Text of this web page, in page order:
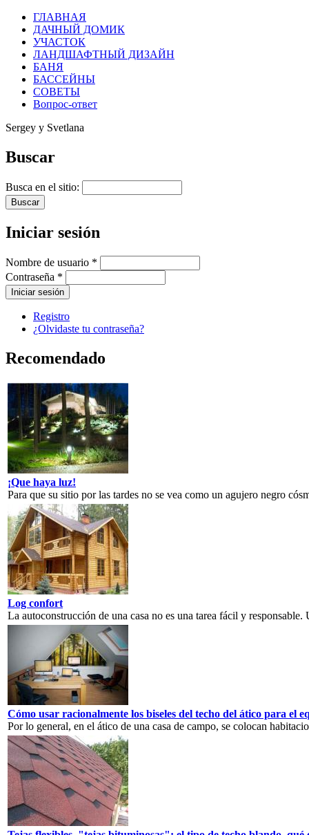
ГЛАВНАЯ
ДАЧНЫЙ ДОМИК
УЧАСТОК
ЛАНДШАФТНЫЙ ДИЗАЙН
БАНЯ
БАССЕЙНЫ
СОВЕТЫ
Вопрос-ответ
Sergey y Svetlana
Buscar
Busca en el sitio:
Iniciar sesión
Nombre de usuario *
Contraseña *
Registro
¿Olvidaste tu contraseña?
Recomendado
¡Que haya luz!
Para que su sitio por las tardes no se vea como un agujero negro
Log confort
La autoconstrucción de una casa no es una tarea fácil y responsable.
Cómo usar racionalmente los biseles del techo del ático para el
Por lo general, en el ático de una casa de campo, se colocan